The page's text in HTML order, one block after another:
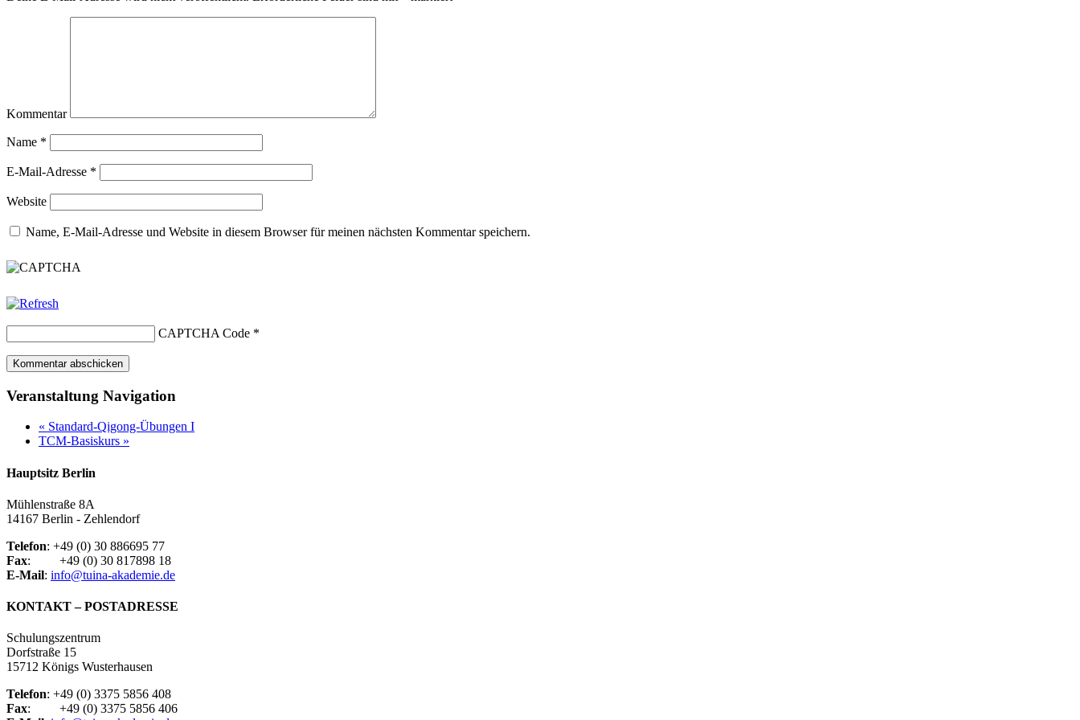
Kommentar
Name *
E-Mail-Adresse *
Website
Name, E-Mail-Adresse und Website in diesem Browser für meinen nächsten Kommentar speichern.
CAPTCHA Code *
Veranstaltung Navigation
« Standard-Qigong-Übungen I
TCM-Basiskurs »
Hauptsitz Berlin
Mühlenstraße 8A
14167 Berlin - Zehlendorf
Telefon: +49 (0) 30 886695 77
Fax: +49 (0) 30 817898 18
E-Mail: info@tuina-akademie.de
KONTAKT – POSTADRESSE
Schulungszentrum
Dorfstraße 15
15712 Königs Wusterhausen
Telefon: +49 (0) 3375 5856 408
Fax: +49 (0) 3375 5856 406